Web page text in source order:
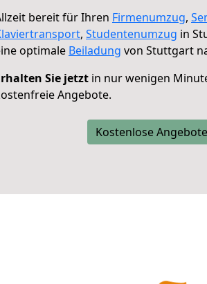
bereit für Ihren Firmenumzug,
, Studentenumzug in
optimale Beiladung von Stuttgart
Sie jetzt in nur wenigen
Angebote.
Kostenlose